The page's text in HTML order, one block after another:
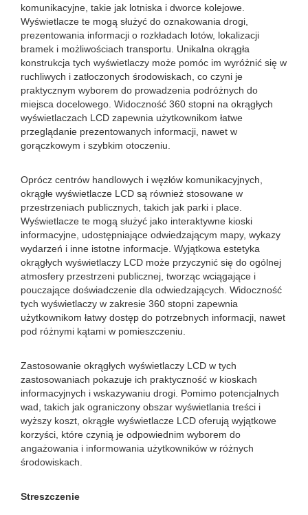
komunikacyjne, takie jak lotniska i dworce kolejowe.
Wyświetlacze te mogą służyć do oznakowania drogi,
prezentowania informacji o rozkładach lotów, lokalizacji
bramek i możliwościach transportu. Unikalna okrągła
konstrukcja tych wyświetlaczy może pomóc im wyróżnić się w
ruchliwych i zatłoczonych środowiskach, co czyni je
praktycznym wyborem do prowadzenia podróżnych do
miejsca docelowego. Widoczność 360 stopni na okrągłych
wyświetlaczach LCD zapewnia użytkownikom łatwe
przeglądanie prezentowanych informacji, nawet w
gorączkowym i szybkim otoczeniu.
Oprócz centrów handlowych i węzłów komunikacyjnych,
okrągłe wyświetlacze LCD są również stosowane w
przestrzeniach publicznych, takich jak parki i place.
Wyświetlacze te mogą służyć jako interaktywne kioski
informacyjne, udostępniające odwiedzającym mapy, wykazy
wydarzeń i inne istotne informacje. Wyjątkowa estetyka
okrągłych wyświetlaczy LCD może przyczynić się do ogólnej
atmosfery przestrzeni publicznej, tworząc wciągające i
pouczające doświadczenie dla odwiedzających. Widoczność
tych wyświetlaczy w zakresie 360 ​​stopni zapewnia
użytkownikom łatwy dostęp do potrzebnych informacji, nawet
pod różnymi kątami w pomieszczeniu.
Zastosowanie okrągłych wyświetlaczy LCD w tych
zastosowaniach pokazuje ich praktyczność w kioskach
informacyjnych i wskazywaniu drogi. Pomimo potencjalnych
wad, takich jak ograniczony obszar wyświetlania treści i
wyższy koszt, okrągłe wyświetlacze LCD oferują wyjątkowe
korzyści, które czynią je odpowiednim wyborem do
angażowania i informowania użytkowników w różnych
środowiskach.
Streszczenie